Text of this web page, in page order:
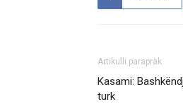
Artikulli paraprak
Kasami:
turk